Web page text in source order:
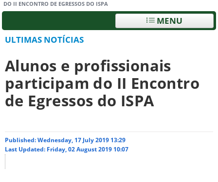
DO II ENCONTRO DE EGRESSOS DO ISPA
MENU
ULTIMAS NOTÍCIAS
Alunos e profissionais
participam do II Encontro
de Egressos do ISPA
Published: Wednesday, 17 July 2019 13:29
Last Updated: Friday, 02 August 2019 10:07